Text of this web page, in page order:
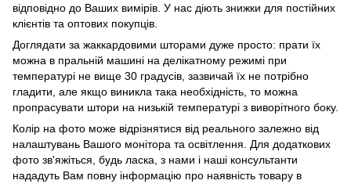
відповідно до Ваших вимірів. У нас діють знижки для постійних
клієнтів та оптових покупців.
Доглядати за жаккардовими шторами дуже просто: прати їх
можна в пральній машині на делікатному режимі при
температурі не вище 30 градусів, зазвичай їх не потрібно
гладити, але якщо виникла така необхідність, то можна
пропрасувати штори на низькій температурі з виворітного боку.
Колір на фото може відрізнятися від реального залежно від
налаштувань Вашого монітора та освітлення. Для додаткових
фото зв'яжіться, будь ласка, з нами і наші консультанти
нададуть Вам повну інформацію про наявність товару в